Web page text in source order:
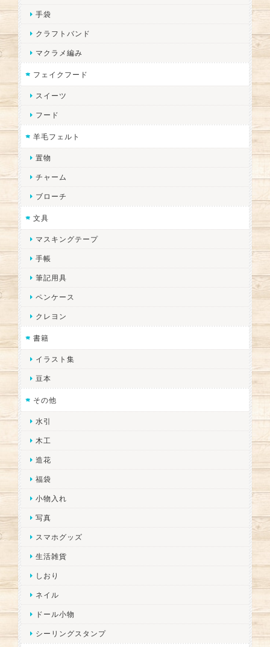
手袋
クラフトバンド
マクラメ編み
フェイクフード
スイーツ
フード
羊毛フェルト
置物
チャーム
ブローチ
文具
マスキングテープ
手帳
筆記用具
ペンケース
クレヨン
書籍
イラスト集
豆本
その他
水引
木工
造花
福袋
小物入れ
写真
スマホグッズ
生活雑貨
しおり
ネイル
ドール小物
シーリングスタンプ